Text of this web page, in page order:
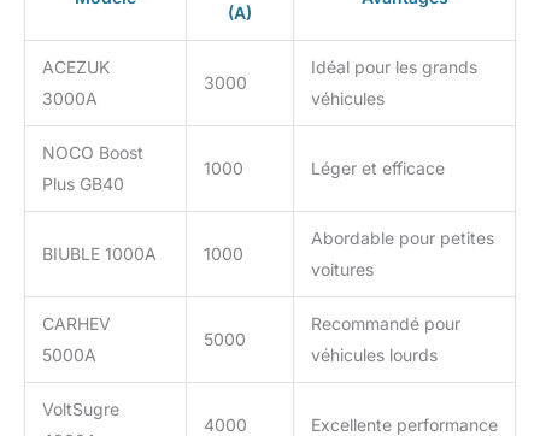
(A)
ACEZUK
3000A
3000
Idéal pour les grands
véhicules
NOCO Boost
Plus GB40
1000 Léger et efficace
BIUBLE 1000A 1000
Abordable pour petites
voitures
CARHEV
5000A
5000
Recommandé pour
véhicules lourds
VoltSugre
4000 Excellente performance